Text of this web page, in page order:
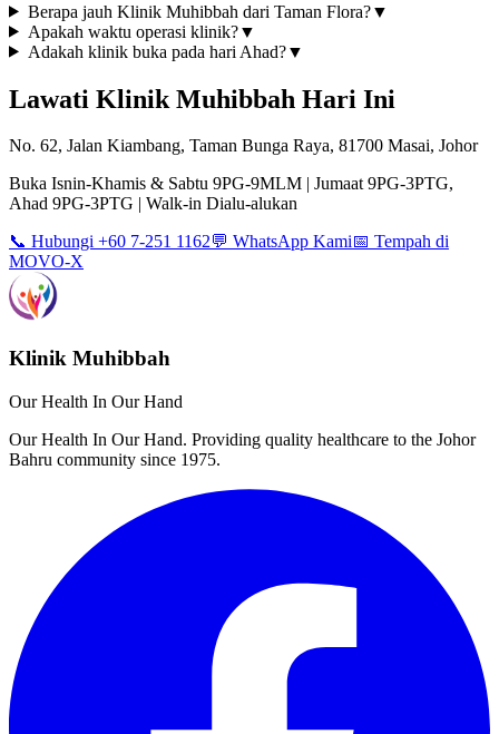
Berapa jauh Klinik Muhibbah dari Taman Flora?▼
Apakah waktu operasi klinik?▼
Adakah klinik buka pada hari Ahad?▼
Lawati Klinik Muhibbah Hari Ini
No. 62, Jalan Kiambang, Taman Bunga Raya, 81700 Masai, Johor
Buka Isnin-Khamis & Sabtu 9PG-9MLM | Jumaat 9PG-3PTG,
Ahad 9PG-3PTG | Walk-in Dialu-alukan
📞 Hubungi +60 7-251 1162💬 WhatsApp Kami📅 Tempah di
MOVO-X
Klinik Muhibbah
Our Health In Our Hand
Our Health In Our Hand. Providing quality healthcare to the Johor
Bahru community since 1975.